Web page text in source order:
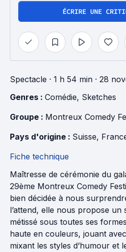
ÉCRIRE UNE
Spectacle · 1 h 54 min · 28
Genres : Comédie, Sketches
Groupe : Montreux Comedy
Pays d'origine : Suisse,
Fiche technique
Maîtresse de cérémonie du
29ème Montreux Comedy
bien décidée à nous
l’attend, elle nous propose un
métissé sous toutes ses
haute en couleurs, jouant
mixant les styles d’humour et